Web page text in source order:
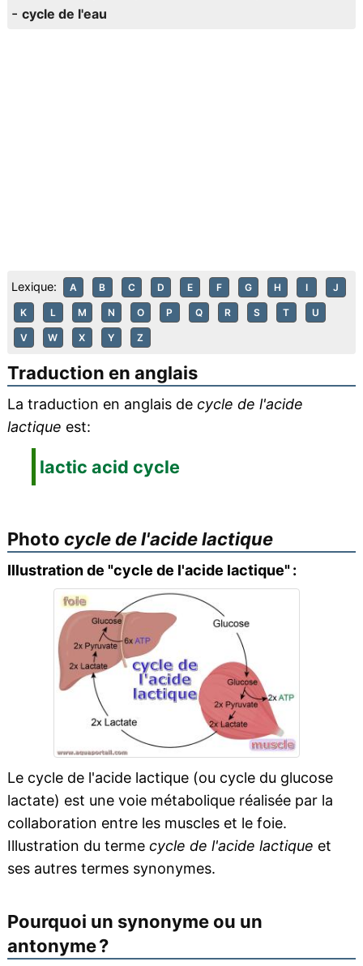
- cycle de l'eau
Lexique: A B C D E F G H I J
K L M N O P Q R S T U
V W X Y Z
Traduction en anglais
La traduction en anglais de cycle de l'acide
lactique est:
lactic acid cycle
Photo cycle de l'acide lactique
Illustration de "cycle de l'acide lactique" :
Le cycle de l'acide lactique (ou cycle du glucose
lactate) est une voie métabolique réalisée par la
collaboration entre les muscles et le foie.
Illustration du terme cycle de l'acide lactique et
ses autres termes synonymes.
Pourquoi un synonyme ou un
antonyme ?